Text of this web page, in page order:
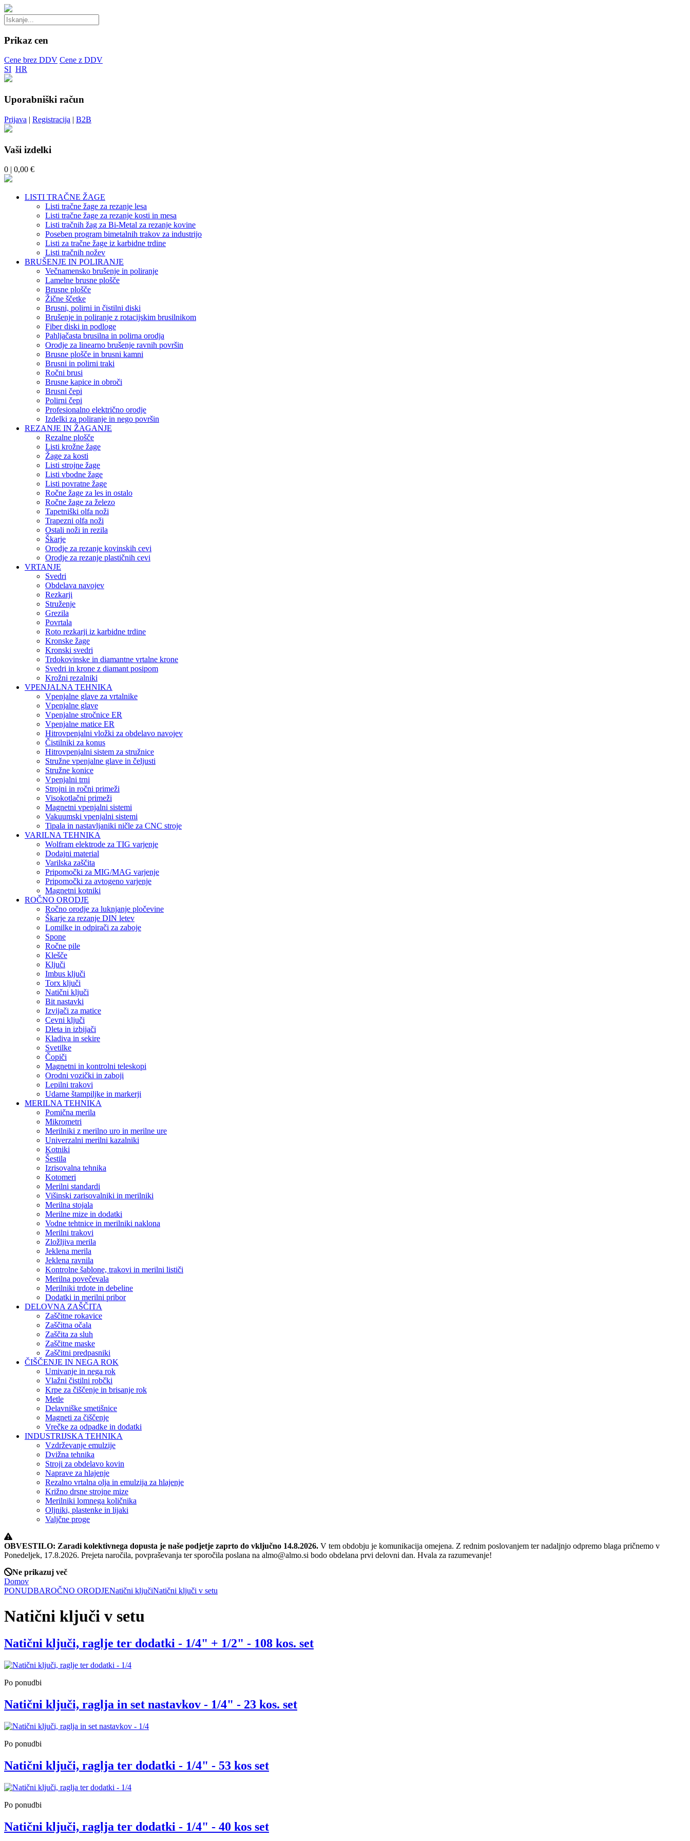
Prikaz cen
Cene brez DDV Cene z DDV
SI HR
Uporabniški račun
Prijava | Registracija | B2B
Vaši izdelki
0 | 0,00 €
LISTI TRAČNE ŽAGE
Listi tračne žage za rezanje lesa
Listi tračne žage za rezanje kosti in mesa
Listi tračnih žag za Bi-Metal za rezanje kovine
Poseben program bimetalnih trakov za industrijo
Listi za tračne žage iz karbidne trdine
Listi tračnih nožev
BRUŠENJE IN POLIRANJE
Večnamensko brušenje in poliranje
Lamelne brusne plošče
Brusne plošče
Žične ščetke
Brusni, polirni in čistilni diski
Brušenje in poliranje z rotacijskim brusilnikom
Fiber diski in podloge
Pahljačasta brusilna in polirna orodja
Orodje za linearno brušenje ravnih površin
Brusne plošče in brusni kamni
Brusni in polirni traki
Ročni brusi
Brusne kapice in obroči
Brusni čepi
Polirni čepi
Profesionalno električno orodje
Izdelki za poliranje in nego površin
REZANJE IN ŽAGANJE
Rezalne plošče
Listi krožne žage
Žage za kosti
Listi strojne žage
Listi vbodne žage
Listi povratne žage
Ročne žage za les in ostalo
Ročne žage za železo
Tapetniški olfa noži
Trapezni olfa noži
Ostali noži in rezila
Škarje
Orodje za rezanje kovinskih cevi
Orodje za rezanje plastičnih cevi
VRTANJE
Svedri
Obdelava navojev
Rezkarji
Struženje
Grezila
Povrtala
Roto rezkarji iz karbidne trdine
Kronske žage
Kronski svedri
Trdokovinske in diamantne vrtalne krone
Svedri in krone z diamant posipom
Krožni rezalniki
VPENJALNA TEHNIKA
Vpenjalne glave za vrtalnike
Vpenjalne glave
Vpenjalne stročnice ER
Vpenjalne matice ER
Hitrovpenjalni vložki za obdelavo navojev
Čistilniki za konus
Hitrovpenjalni sistem za stružnice
Stružne vpenjalne glave in čeljusti
Stružne konice
Vpenjalni trni
Strojni in ročni primeži
Visokotlačni primeži
Magnetni vpenjalni sistemi
Vakuumski vpenjalni sistemi
Tipala in nastavljaniki ničle za CNC stroje
VARILNA TEHNIKA
Wolfram elektrode za TIG varjenje
Dodajni material
Varilska zaščita
Pripomočki za MIG/MAG varjenje
Pripomočki za avtogeno varjenje
Magnetni kotniki
ROČNO ORODJE
Ročno orodje za luknjanje pločevine
Škarje za rezanje DIN letev
Lomilke in odpirači za zaboje
Spone
Ročne pile
Klešče
Ključi
Imbus ključi
Torx ključi
Natični ključi
Bit nastavki
Izvijači za matice
Cevni ključi
Dleta in izbijači
Kladiva in sekire
Svetilke
Čopiči
Magnetni in kontrolni teleskopi
Orodni vozički in zaboji
Lepilni trakovi
Udarne štampiljke in markerji
MERILNA TEHNIKA
Pomična merila
Mikrometri
Merilniki z merilno uro in merilne ure
Univerzalni merilni kazalniki
Kotniki
Šestila
Izrisovalna tehnika
Kotomeri
Merilni standardi
Višinski zarisovalniki in merilniki
Merilna stojala
Merilne mize in dodatki
Vodne tehtnice in merilniki naklona
Merilni trakovi
Zložljiva merila
Jeklena merila
Jeklena ravnila
Kontrolne šablone, trakovi in merilni lističi
Merilna povečevala
Merilniki trdote in debeline
Dodatki in merilni pribor
DELOVNA ZAŠČITA
Zaščitne rokavice
Zaščitna očala
Zaščita za sluh
Zaščitne maske
Zaščitni predpasniki
ČIŠČENJE IN NEGA ROK
Umivanje in nega rok
Vlažni čistilni robčki
Krpe za čiščenje in brisanje rok
Metle
Delavniške smetišnice
Magneti za čiščenje
Vrečke za odpadke in dodatki
INDUSTRIJSKA TEHNIKA
Vzdrževanje emulzije
Dvižna tehnika
Stroji za obdelavo kovin
Naprave za hlajenje
Rezalno vrtalna olja in emulzija za hlajenje
Križno drsne strojne mize
Merilniki lomnega količnika
Oljniki, plastenke in lijaki
Valjčne proge
OBVESTILO: Zaradi kolektivnega dopusta je naše podjetje zaprto do vključno 14.8.2026. V tem obdobju je komunikacija omejena. Z rednim poslovanjem ter nadaljnjo odpremo blaga pričnemo v
Ponedeljek, 17.8.2026. Prejeta naročila, povpraševanja ter sporočila poslana na almo@almo.si bodo obdelana prvi delovni dan. Hvala za razumevanje!
Ne prikazuj več
Domov
PONUDBAROČNO ORODJENatični ključiNatični ključi v setu
Natični ključi v setu
Natični ključi, raglje ter dodatki - 1/4" + 1/2" - 108 kos. set
Po ponudbi
Natični ključi, raglja in set nastavkov - 1/4" - 23 kos. set
Po ponudbi
Natični ključi, raglja ter dodatki - 1/4" - 53 kos set
Po ponudbi
Natični ključi, raglja ter dodatki - 1/4" - 40 kos set